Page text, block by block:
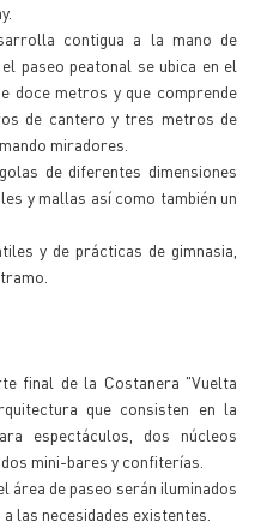
contigua a la mano de
paseo peatonal se ubica en el
doce metros y que comprende
de cantero y tres metros de
miradores.
de diferentes dimensiones
y mallas así como también un
y de prácticas de gimnasia,
final de la Costanera "Vuelta
que consisten en la
espectáculos, dos núcleos
mini-bares y confiterías.
área de paseo serán iluminados
las necesidades existentes.